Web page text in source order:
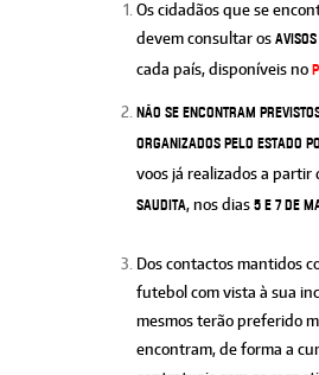
Os cidadãos que se
devem consultar os
cada país, disponíveis no
Não se encontram
organizados pelo Estado
voos já realizados a partir
Saudita, nos dias 5 e 7 de
Dos contactos mantidos
futebol com vista à sua
mesmos terão preferido
encontram, de forma a